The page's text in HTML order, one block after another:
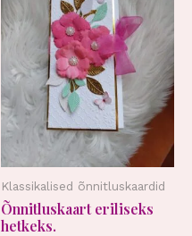
Klassikalised õnnitluskaardid
Õnnitluskaart eriliseks
hetkeks.